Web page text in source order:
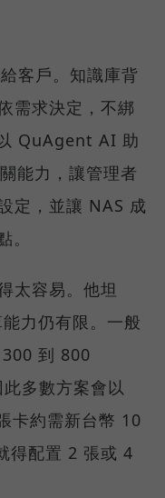
客戶。知識庫背
需求決定，不綁
QuAgent AI 助
能力，讓管理者
定，並讓 NAS 成
太容易。他坦
力仍有限。一般
到 800
多數方案會以
卡約需新台幣 10
得配置 2 張或 4